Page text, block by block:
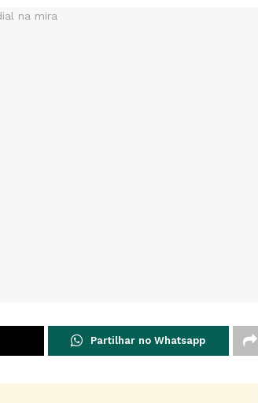
Partilhar no Whatsapp